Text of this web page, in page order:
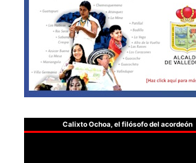
Calixto Ochoa, el filósofo del acordeón